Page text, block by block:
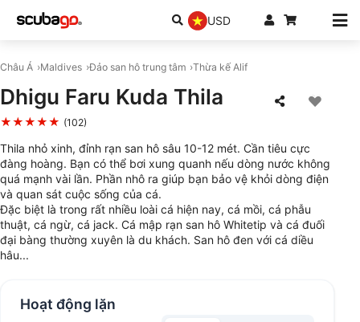
USD
Châu Á Maldives Đảo san hô trung tâm Thừa kế Alif
Dhigu Faru Kuda Thila
★★★★★ (102)
Thila nhỏ xinh, đỉnh rạn san hô sâu 10-12 mét. Cần tiêu cực
đàng hoàng. Bạn có thể bơi xung quanh nếu dòng nước không
quá mạnh vài lần. Phần nhô ra giúp bạn bảo vệ khỏi dòng điện
và quan sát cuộc sống của cá.
Đặc biệt là trong rất nhiều loài cá hiện nay, cá mồi, cá phẫu
thuật, cá ngừ, cá jack. Cá mập rạn san hô Whitetip và cá đuối
đại bàng thường xuyên là du khách. San hô đen với cá diều
hâu...
Hoạt động lặn